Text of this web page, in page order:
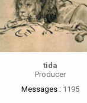
tida
Producer
Messages : 1195